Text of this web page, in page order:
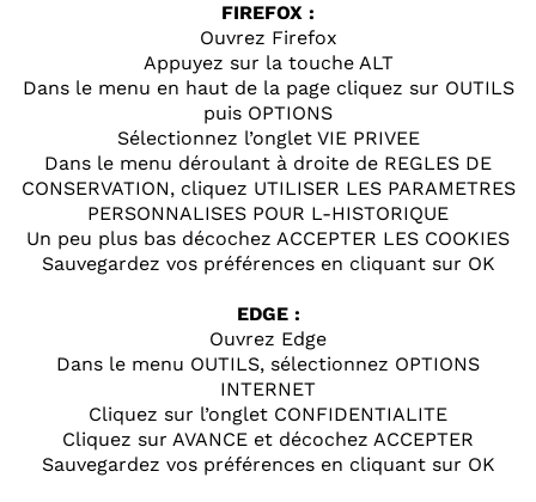
FIREFOX :
Ouvrez Firefox
Appuyez sur la touche ALT
Dans le menu en haut de la page cliquez sur OUTILS
puis OPTIONS
Sélectionnez l’onglet VIE PRIVEE
Dans le menu déroulant à droite de REGLES DE
CONSERVATION, cliquez UTILISER LES PARAMETRES
PERSONNALISES POUR L-HISTORIQUE
Un peu plus bas décochez ACCEPTER LES COOKIES
Sauvegardez vos préférences en cliquant sur OK
EDGE :
Ouvrez Edge
Dans le menu OUTILS, sélectionnez OPTIONS
INTERNET
Cliquez sur l’onglet CONFIDENTIALITE
Cliquez sur AVANCE et décochez ACCEPTER
Sauvegardez vos préférences en cliquant sur OK